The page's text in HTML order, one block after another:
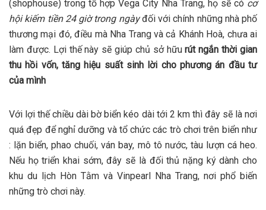
(shophouse) trong tổ hợp Vega City Nha Trang, họ sẽ có cơ
hội kiếm tiền 24 giờ trong ngàyđối với chính những nhà phố
thương mại đó, điều mà Nha Trang và cả Khánh Hoà, chưa ai
làm được. Lợi thế này sẽ giúp chủ sở hữurút ngắn thời gian
thu hồi vốn, tăng hiệu suất sinh lời cho phương án đầu tư
của mình
Với lợi thế chiều dài bờ biển kéo dài tới 2 km thì đây sẽ là nơi
quá đẹp để nghỉ dưỡng và tổ chức các trò chơi trên biển như
: lặn biển, phao chuối, ván bay, mô tô nước, tàu lượn cá heo.
Nếu họ triển khai sớm, đây sẽ là đối thủ nặng ký dành cho
khu du lịch Hòn Tằm và Vinpearl Nha Trang, nơi phổ biến
những trò chơi này.